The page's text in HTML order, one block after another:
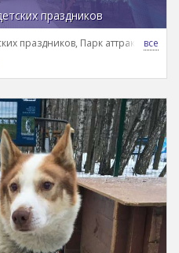
праздников
праздников, Парк аттракционов